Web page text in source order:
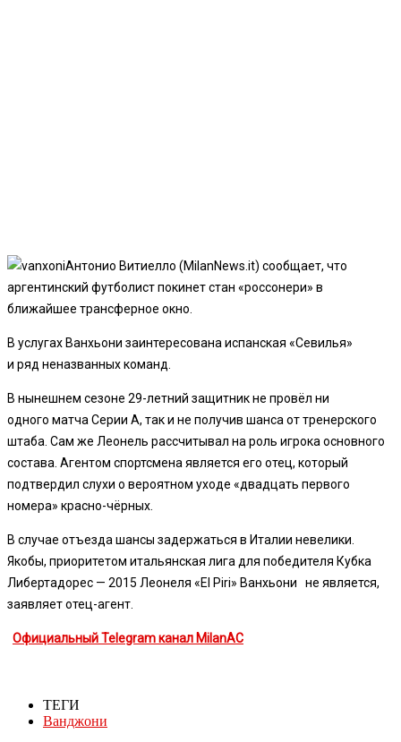
Антонио Витиелло (MilanNews.it) сообщает, что
аргентинский футболист покинет стан «россонери» в
ближайшее трансферное окно.
В услугах Ванхьони заинтересована испанская «Севилья»
и ряд неназванных команд.
В нынешнем сезоне 29-летний защитник не провёл ни
одного матча Серии А, так и не получив шанса от тренерского
штаба. Сам же Леонель рассчитывал на роль игрока основного
состава. Агентом спортсмена является его отец, который
подтвердил слухи о вероятном уходе «двадцать первого
номера» красно-чёрных.
В случае отъезда шансы задержаться в Италии невелики.
Якобы, приоритетом итальянская лига для победителя Кубка
Либертадорес — 2015 Леонеля «El Piri» Ванхьони не является,
заявляет отец-агент.
Официальный Telegram канал MilanAC
ТЕГИ
Ванджони